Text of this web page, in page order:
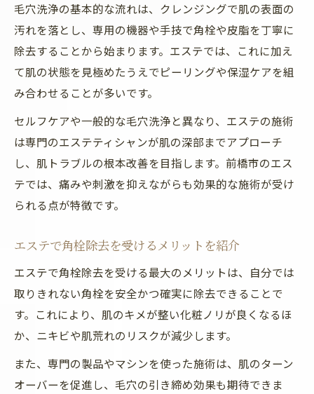
エステで得られる長期的な美肌の秘訣
前橋エステのトレンド施術を徹底解説
ハーブピーリングが支持される理由を解説
エステのハーブピーリングで角栓除去体験
ハーブピーリングが肌質改善に効果的な理
由
毛穴洗浄と組み合わせたダブルケアの魅力
敏感肌にも安心なエステ施術方法の紹介
群馬で話題のハーブピーリング活用術
エステで角栓除去を受ける流れと注意点
毛穴洗浄メニューの選び方ガイド
エステによる角栓除去Q&Aで疑問解消
毛穴洗浄の基本的な流れは、クレンジングで肌の表面の
汚れを落とし、専用の機器や手技で角栓や皮脂を丁寧に
除去することから始まります。エステでは、これに加え
て肌の状態を見極めたうえでピーリングや保湿ケアを組
み合わせることが多いです。
セルフケアや一般的な毛穴洗浄と異なり、エステの施術
は専門のエステティシャンが肌の深部までアプローチ
し、肌トラブルの根本改善を目指します。前橋市のエス
テでは、痛みや刺激を抑えながらも効果的な施術が受け
られる点が特徴です。
エステで角栓除去を受けるメリットを紹介
エステで角栓除去を受ける最大のメリットは、自分では
取りきれない角栓を安全かつ確実に除去できることで
す。これにより、肌のキメが整い化粧ノリが良くなるほ
か、ニキビや肌荒れのリスクが減少します。
また、専門の製品やマシンを使った施術は、肌のターン
オーバーを促進し、毛穴の引き締め効果も期待できま